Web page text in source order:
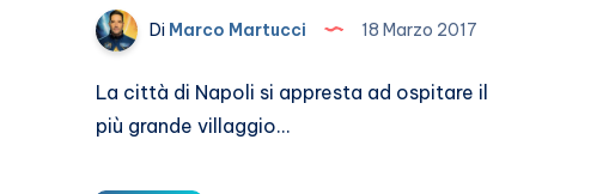
Di Marco Martucci 18 Marzo 2017
La città di Napoli si appresta ad ospitare il
più grande villaggio…